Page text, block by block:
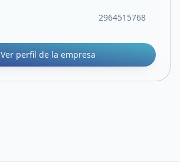
2964515768
Ver perfil de la empresa